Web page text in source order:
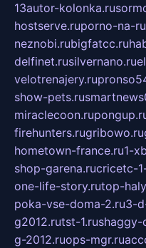
13autor-kolonka.ru
hostserve.ruporno-na-
neznobi.rubigfatcc.ru
delfinet.rusilvernano.ru
velotrenajery.ru
show-pets.ru
miraclecoon.ru
firehunters.rugribowo.ru
hometown-france.ru1-
shop-garena.rucricetc-
one-life-story.rutop-
poka-vse-doma-2.ru3-
g2012.rutst-1.rushaggy-
g-2012.ruops-mgr.ru